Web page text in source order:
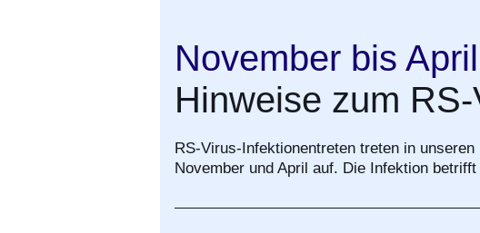
November bis April
Hinweise zum
RS-Virus-Infektionentreten treten in
November und April auf. Die Infektion